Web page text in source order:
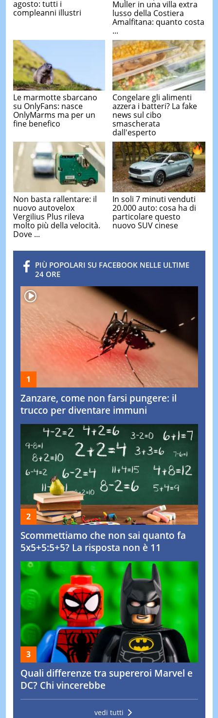
agosto: tutti i
compleanni illustri
Muller in una villa extra
lusso della Costiera
Amalfitana: quanto costa
...
Le marmotte sbarcano
su OnlyFans: nasce
OnlyMarms ma per un
fine benefico
Congelare gli alimenti
azzera i batteri? La fake
news sul cibo
smascherata
dall'esperto
Non basta rallentare: il
nuovo autovelox
Vergilius Plus rileva
molto più della velocità.
Dove ...
In soli 7 minuti venduti
20.000 auto: cosa ha di
particolare questo
nuovo SUV cinese
PIÙ POPOLARI SU FACEBOOK NELLE ULTIME
24 ORE
Zanzare, come non farsi pungere: il
trucco per diventare immuni
Scommettiamo che non sai quanto fa
5x5+5:5+5? La risposta non è 11
Quali differenze tra supereroi Marvel e
DC? Chi vincerebbe
vedi tutti